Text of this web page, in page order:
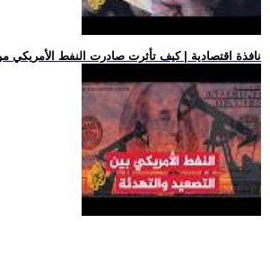
.. نافذة اقتصادية | كيف تأثرت صادرت النفط